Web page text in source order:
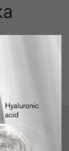
Kozmetika i
i nline
kućnu adresu.